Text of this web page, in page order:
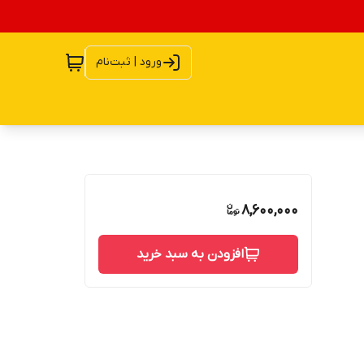
ورود | ثبت‌نام
8,600,000
افزودن به سبد خرید